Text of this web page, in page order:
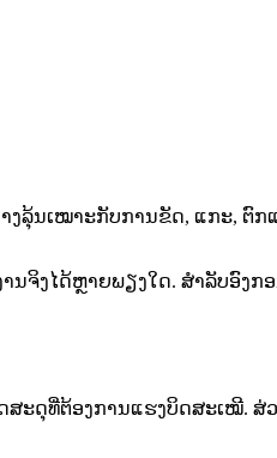
ລຸ້ນເໝາະກັບການຂັດ, ແກະ, ຕົ
ນຈິງໄດ້ຫຼາຍພຽງໃດ. ສຳລັບອົງ
ະດຸທີ່ຕ້ອງການແຮງບິດສະເໝີ. ສ່